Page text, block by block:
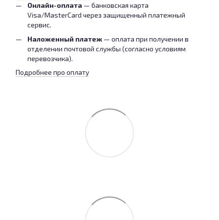
Онлайн-оплата — банковская карта
Visa/MasterCard через защищенный платежный
сервис.
Наложенный платеж — оплата при получении в
отделении почтовой службы (согласно условиям
перевозчика).
Подробнее про оплату